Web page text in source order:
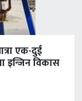
एक-दुई
इन्जिन विकास